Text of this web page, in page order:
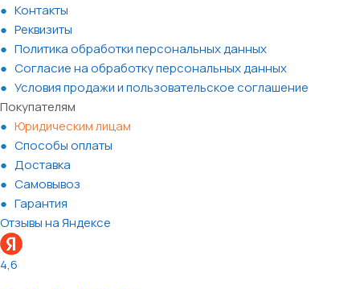
Контакты
Реквизиты
Политика обработки персональных данных
Согласие на обработку персональных данных
Условия продажи и пользовательское соглашение
Покупателям
Юридическим лицам
Способы оплаты
Доставка
Самовывоз
Гарантия
Отзывы на Яндексе
4,6